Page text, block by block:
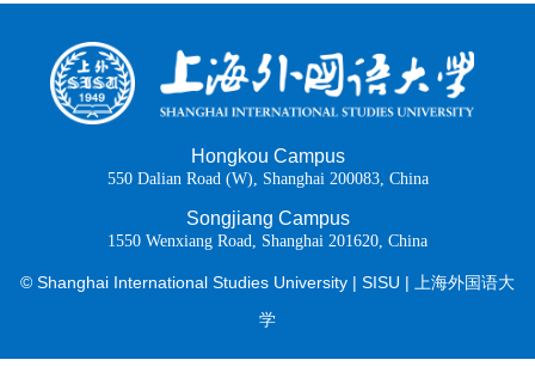
Hongkou Campus
550 Dalian Road (W), Shanghai 200083, China
Songjiang Campus
1550 Wenxiang Road, Shanghai 201620, China
© Shanghai International Studies University | SISU | 上海外国语大
学